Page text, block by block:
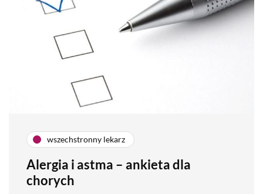
wszechstronny lekarz
Alergia i astma – ankieta dla
chorych